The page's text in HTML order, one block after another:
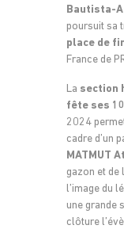
Bautista-
poursuit sa
place de
France de
La section
fête ses
2024
cadre d’un
MATMUT
gazon et de
l’image du
une grande
clôture